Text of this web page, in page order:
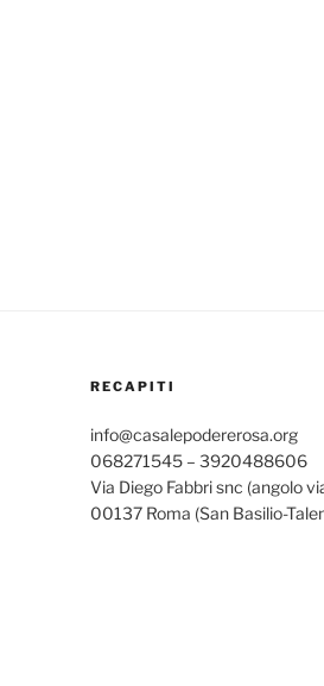
RECAPITI
info@casalepodererosa.org
068271545 – 3920488606
Via Diego Fabbri snc (angolo
00137 Roma (San Basilio-